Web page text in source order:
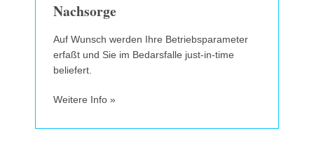
Nachsorge
Auf Wunsch werden Ihre Betriebsparameter
erfaßt und Sie im Bedarsfalle just-in-time
beliefert.
Weitere Info »